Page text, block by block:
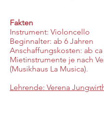
Fakten
Instrument: Violoncello
Beginnalter: ab 6 Jahren
Anschaffungskosten: ab ca
Mietinstrumente je nach
(Musikhaus La Musica).
Lehrende: Verena